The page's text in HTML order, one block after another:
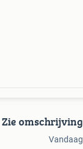
Zie omschrijving
Vandaag